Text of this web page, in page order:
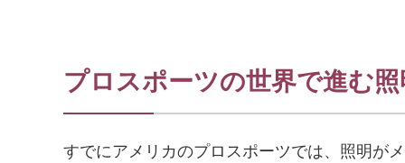
プロスポーツの世界で進む
すでにアメリカのプロスポーツでは、照明が